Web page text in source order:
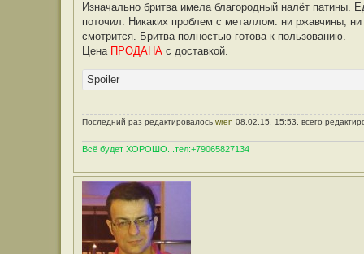
Изначально бритва имела благородный налёт патины.
поточил. Никаких проблем с металлом: ни ржавчины,
смотрится. Бритва полностью готова к пользованию.
Цена ПРОДАНА с доставкой.
Spoiler
Последний раз редактировалось wren 08.02.15, 15:53, всего
Всё будет ХОРОШО...тел:+79065827134